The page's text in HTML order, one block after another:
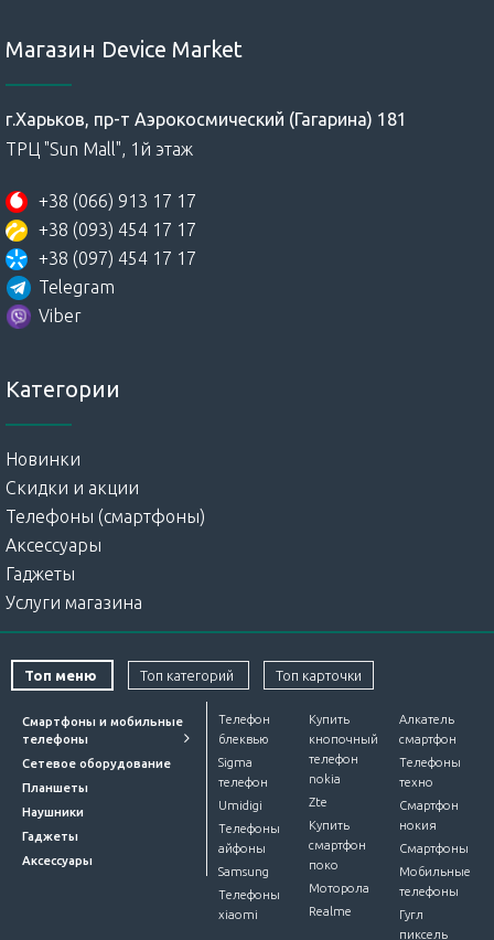
Магазин Device Market
г.Харьков, пр-т Аэрокосмический (Гагарина) 181
ТРЦ "Sun Mall", 1й этаж
+38 (066) 913 17 17
+38 (093) 454 17 17
+38 (097) 454 17 17
Telegram
Viber
Категории
Новинки
Скидки и акции
Телефоны (смартфоны)
Аксессуары
Гаджеты
Услуги магазина
Топ меню Топ категорий Топ карточки
Смартфоны и мобильные
телефоны
Сетевое оборудование
Планшеты
Наушники
Гаджеты
Аксессуары
Телефон
блеквью
Sigma
телефон
Umidigi
Телефоны
айфоны
Samsung
Телефоны
xiaomi
Купить
кнопочный
телефон
nokia
Zte
Купить
смартфон
поко
Моторола
Realme
Алкатель
смартфон
Телефоны
техно
Смартфон
нокия
Смартфоны
Мобильные
телефоны
Гугл
пиксель